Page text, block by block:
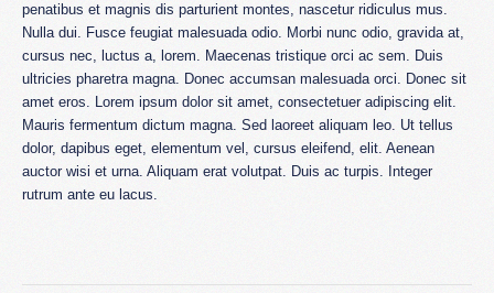
penatibus et magnis dis parturient montes, nascetur ridiculus mus.
Nulla dui. Fusce feugiat malesuada odio. Morbi nunc odio, gravida at,
cursus nec, luctus a, lorem. Maecenas tristique orci ac sem. Duis
ultricies pharetra magna. Donec accumsan malesuada orci. Donec sit
amet eros. Lorem ipsum dolor sit amet, consectetuer adipiscing elit.
Mauris fermentum dictum magna. Sed laoreet aliquam leo. Ut tellus
dolor, dapibus eget, elementum vel, cursus eleifend, elit. Aenean
auctor wisi et urna. Aliquam erat volutpat. Duis ac turpis. Integer
rutrum ante eu lacus.